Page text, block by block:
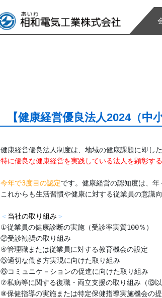
【健康経営優良法人2024（中
特に優良な健康経営を実践している法人を顕彰す
今年で3度目の認定です。健康経営の認知度は、年
これからも生活習慣や健康に対する従業員の意識
＜ 当社の取り組み＞
①従業員の健康診断の実施（受診率実質100％）
②受診勧奨の取り組み
④管理職または従業員に対する教育機会の設定
⑤適切な働き方実現に向けた取り組み
⑥コミュニケ－ションの促進に向けた取り組み
⑦私病等に関する復職・両立支援の取り組み（⑬以
⑧保健指導の実施または特定保健指導実施機会の